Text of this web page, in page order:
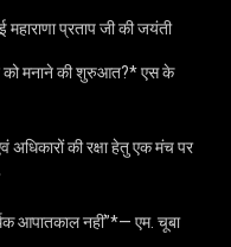
महाराणा प्रताप जी की जयंती
को मनाने की शुरुआत?* एस के
अधिकारों की रक्षा हेतु एक मंच पर
आपातकाल नहीं”*— एम. चूबा